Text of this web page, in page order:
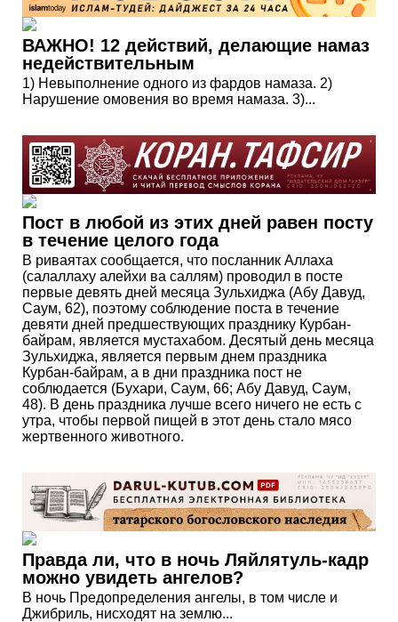
ВАЖНО! 12 действий, делающие намаз
недействительным
1) Невыполнение одного из фардов намаза. 2)
Нарушение омовения во время намаза. 3)...
Пост в любой из этих дней равен посту
в течение целого года
В риваятах сообщается, что посланник Аллаха
(салаллаху алейхи ва саллям) проводил в посте
первые девять дней месяца Зульхиджа (Абу Давуд,
Саум, 62), поэтому соблюдение поста в течение
девяти дней предшествующих празднику Курбан-
байрам, является мустахабом. Десятый день месяца
Зульхиджа, является первым днем праздника
Курбан-байрам, а в дни праздника пост не
соблюдается (Бухари, Саум, 66; Абу Давуд, Саум,
48). В день праздника лучше всего ничего не есть с
утра, чтобы первой пищей в этот день стало мясо
жертвенного животного.
Правда ли, что в ночь Ляйлятуль-кадр
можно увидеть ангелов?
В ночь Предопределения ангелы, в том числе и
Джибриль, нисходят на землю...